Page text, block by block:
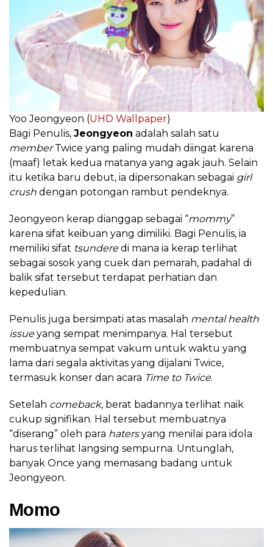
Yoo Jeongyeon (UHD Wallpaper)
Bagi Penulis, Jeongyeon adalah salah satu
memberTwice yang paling mudah diingat karena
(maaf) letak kedua matanya yang agak jauh. Selain
itu ketika baru debut, ia dipersonakan sebagai girl
crush dengan potongan rambut pendeknya.
Jeongyeon kerap dianggap sebagai “mommy”
karena sifat keibuan yang dimiliki. Bagi Penulis, ia
memiliki sifat tsunderedi mana ia kerap terlihat
sebagai sosok yang cuek dan pemarah, padahal di
balik sifat tersebut terdapat perhatian dan
kepedulian.
Penulis juga bersimpati atas masalah mental health
issueyang sempat menimpanya. Hal tersebut
membuatnya sempat vakum untuk waktu yang
lama dari segala aktivitas yang dijalani Twice,
termasuk konser dan acara Time to Twice.
Setelah comeback, berat badannya terlihat naik
cukup signifikan. Hal tersebut membuatnya
“diserang” oleh para hatersyang menilai para idola
harus terlihat langsing sempurna. Untunglah,
banyak Once yang memasang badang untuk
Jeongyeon.
Momo